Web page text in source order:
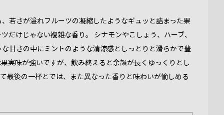
若さが溢れフルーツの凝縮したようなギュッと詰まった果
けじゃない複雑な香り。 シナモンやこしょう、ハーブ、
甘さの中にミントのような清涼感としっとりと滑らかで豊
実味が強いですが、飲み終えると余韻が長くゆっくりとし
最後の一杯とでは、また異なった香りと味わいが愉しめる